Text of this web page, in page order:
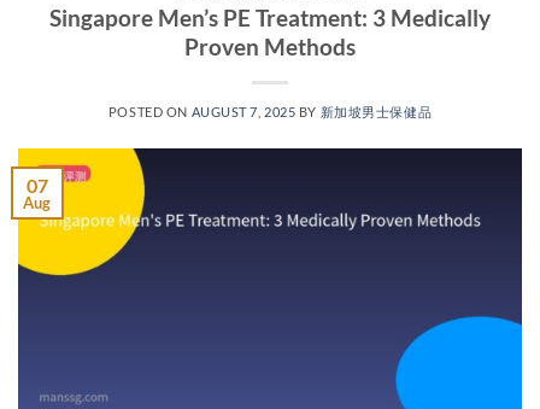
Singapore Men’s PE Treatment: 3 Medically
Proven Methods​
POSTED ON AUGUST 7, 2025 BY 新加坡男士保健品
07
Aug